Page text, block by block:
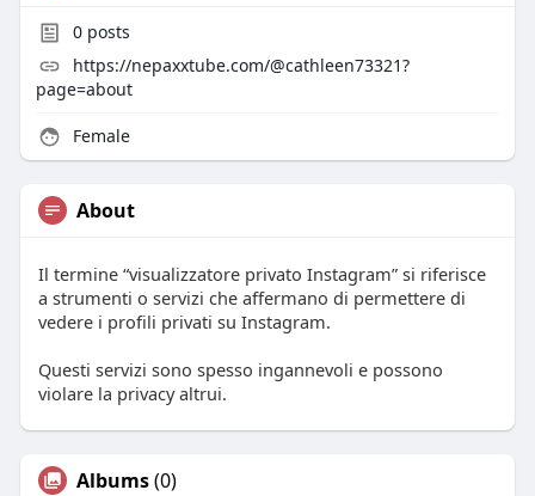
0posts
https://nepaxxtube.com/@cathleen73321?
page=about
Female
About
Il termine “visualizzatore privato Instagram” si riferisce
a strumenti o servizi che affermano di permettere di
vedere i profili privati su Instagram.
Questi servizi sono spesso ingannevoli e possono
violare la privacy altrui.
Albums(0)